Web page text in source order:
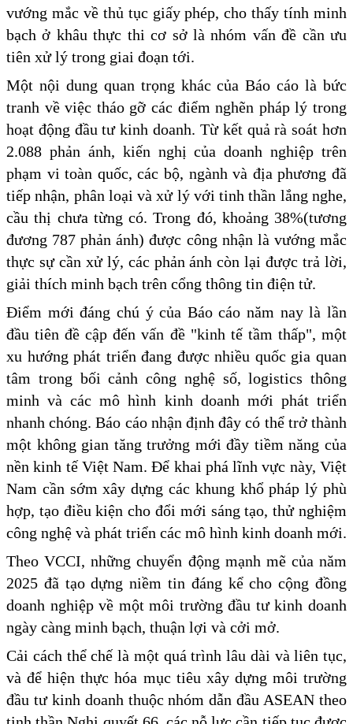
vướng mắc về thủ tục giấy phép, cho thấy tính minh
bạch ở khâu thực thi cơ sở là nhóm vấn đề cần ưu
tiên xử lý trong giai đoạn tới.
Một nội dung quan trọng khác của Báo cáo là bức
tranh về việc tháo gỡ các điểm nghẽn pháp lý trong
hoạt động đầu tư kinh doanh. Từ kết quả rà soát hơn
2.088 phản ánh, kiến nghị của doanh nghiệp trên
phạm vi toàn quốc, các bộ, ngành và địa phương đã
tiếp nhận, phân loại và xử lý với tinh thần lắng nghe,
cầu thị chưa từng có. Trong đó, khoảng 38%(tương
đương 787 phản ánh) được công nhận là vướng mắc
thực sự cần xử lý, các phản ánh còn lại được trả lời,
giải thích minh bạch trên cổng thông tin điện tử.
Điểm mới đáng chú ý của Báo cáo năm nay là lần
đầu tiên đề cập đến vấn đề "kinh tế tầm thấp", một
xu hướng phát triển đang được nhiều quốc gia quan
tâm trong bối cảnh công nghệ số, logistics thông
minh và các mô hình kinh doanh mới phát triển
nhanh chóng. Báo cáo nhận định đây có thể trở thành
một không gian tăng trưởng mới đầy tiềm năng của
nền kinh tế Việt Nam. Để khai phá lĩnh vực này, Việt
Nam cần sớm xây dựng các khung khổ pháp lý phù
hợp, tạo điều kiện cho đổi mới sáng tạo, thử nghiệm
công nghệ và phát triển các mô hình kinh doanh mới.
Theo VCCI, những chuyển động mạnh mẽ của năm
2025 đã tạo dựng niềm tin đáng kể cho cộng đồng
doanh nghiệp về một môi trường đầu tư kinh doanh
ngày càng minh bạch, thuận lợi và cởi mở.
Cải cách thể chế là một quá trình lâu dài và liên tục,
và để hiện thực hóa mục tiêu xây dựng môi trường
đầu tư kinh doanh thuộc nhóm dẫn đầu ASEAN theo